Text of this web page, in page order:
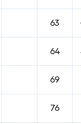
63
64
69
76